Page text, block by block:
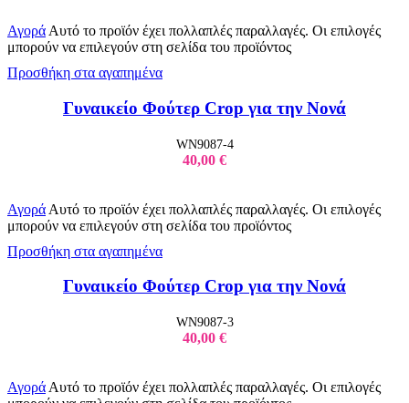
Αγορά Αυτό το προϊόν έχει πολλαπλές παραλλαγές. Οι επιλογές
μπορούν να επιλεγούν στη σελίδα του προϊόντος
Προσθήκη στα αγαπημένα
Γυναικείo Φούτερ Crop για την Νονά
WN9087-4
40,00 €
Αγορά Αυτό το προϊόν έχει πολλαπλές παραλλαγές. Οι επιλογές
μπορούν να επιλεγούν στη σελίδα του προϊόντος
Προσθήκη στα αγαπημένα
Γυναικείo Φούτερ Crop για την Νονά
WN9087-3
40,00 €
Αγορά Αυτό το προϊόν έχει πολλαπλές παραλλαγές. Οι επιλογές